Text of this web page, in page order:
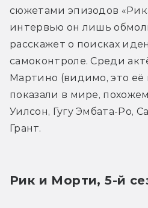
сюжетами эпизодов
интервью он лишь
расскажет о поисках
самоконтроле. Среди
Мартино (видимо, это её
показали в мире,
Уилсон, Гугу Эмбата-Ро,
Грант.
Рик и Морти, 5-й